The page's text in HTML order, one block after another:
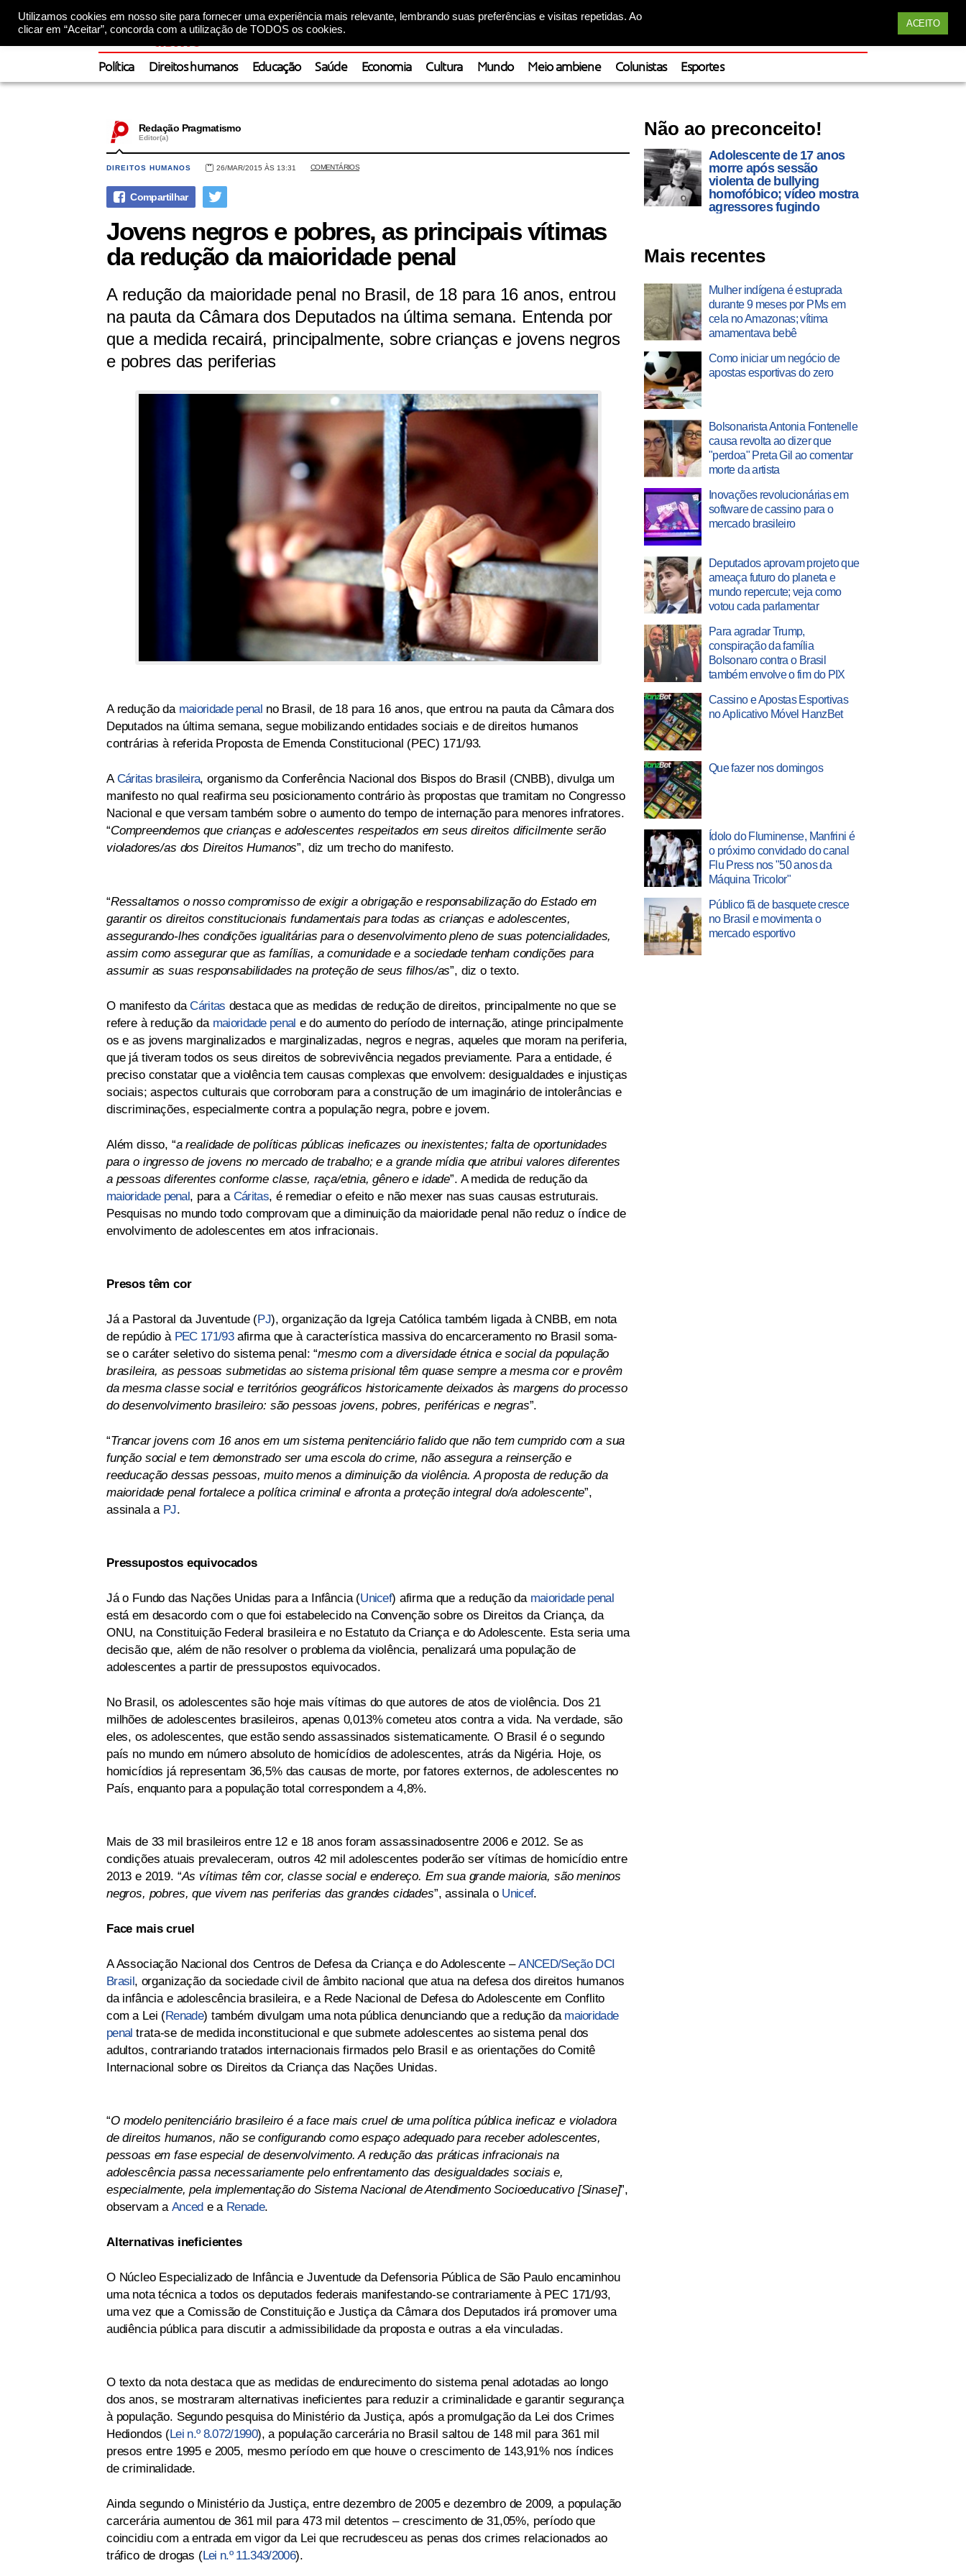
Utilizamos cookies em nosso site para fornecer uma experiência mais relevante, lembrando suas preferências e visitas repetidas. Ao
clicar em “Aceitar”, concorda com a utilização de TODOS os cookies.
ACEITO
Política Direitos humanos Educação Saúde Economia Cultura Mundo Meio ambiene Colunistas Esportes
Redação Pragmatismo
Editor(a)
DIREITOS HUMANOS 26/MAR/2015 ÀS 13:31 COMENTÁRIOS
Jovens negros e pobres, as principais vítimas
da redução da maioridade penal
A redução da maioridade penal no Brasil, de 18 para 16 anos, entrou
na pauta da Câmara dos Deputados na última semana. Entenda por
que a medida recairá, principalmente, sobre crianças e jovens negros
e pobres das periferias
A redução da maioridade penal no Brasil, de 18 para 16 anos, que entrou na pauta da Câmara dos
Deputados na última semana, segue mobilizando entidades sociais e de direitos humanos
contrárias à referida Proposta de Emenda Constitucional (PEC) 171/93.
ACáritas brasileira, organismo da Conferência Nacional dos Bispos do Brasil (CNBB), divulga um
manifesto no qual reafirma seu posicionamento contrário às propostas que tramitam no Congresso
Nacional e que versam também sobre o aumento do tempo de internação para menores infratores.
“Compreendemos que crianças e adolescentes respeitados em seus direitos dificilmente serão
violadores/as dos Direitos Humanos”, diz um trecho do manifesto.
“Ressaltamos o nosso compromisso de exigir a obrigação e responsabilização do Estado em
garantir os direitos constitucionais fundamentais para todas as crianças e adolescentes,
assegurando-lhes condições igualitárias para o desenvolvimento pleno de suas potencialidades,
assim como assegurar que as famílias, a comunidade e a sociedade tenham condições para
assumir as suas responsabilidades na proteção de seus filhos/as”, diz o texto.
O manifesto daCáritas destaca que as medidas de redução de direitos, principalmente no que se
refere à redução da maioridade penal e do aumento do período de internação, atinge principalmente
os e as jovens marginalizados e marginalizadas, negros e negras, aqueles que moram na periferia,
que já tiveram todos os seus direitos de sobrevivência negados previamente. Para a entidade, é
preciso constatar que a violência tem causas complexas que envolvem: desigualdades e injustiças
sociais; aspectos culturais que corroboram para a construção de um imaginário de intolerâncias e
discriminações, especialmente contra a população negra, pobre e jovem.
Além disso, “a realidade de políticas públicas ineficazes ou inexistentes; falta de oportunidades
para o ingresso de jovens no mercado de trabalho; e a grande mídia que atribui valores diferentes
a pessoas diferentes conforme classe, raça/etnia, gênero e idade”. A medida de redução da
maioridade penal, para a Cáritas, é remediar o efeito e não mexer nas suas causas estruturais.
Pesquisas no mundo todo comprovam que a diminuição da maioridade penal não reduz o índice de
envolvimento de adolescentes em atos infracionais.
Presos têm cor
Já a Pastoral da Juventude (PJ), organização da Igreja Católica também ligada à CNBB, em nota
de repúdio à PEC 171/93afirma que à característica massiva do encarceramento no Brasil soma-
se o caráter seletivo do sistema penal: “mesmo com a diversidade étnica e social da população
brasileira, as pessoas submetidas ao sistema prisional têm quase sempre a mesma cor e provêm
da mesma classe social e territórios geográficos historicamente deixados às margens do processo
do desenvolvimento brasileiro: são pessoas jovens, pobres, periféricas e negras”.
“Trancar jovens com 16 anos em um sistema penitenciário falido que não tem cumprido com a sua
função social e tem demonstrado ser uma escola do crime, não assegura a reinserção e
reeducação dessas pessoas, muito menos a diminuição da violência. A proposta de redução da
maioridade penal fortalece a política criminal e afronta a proteção integral do/a adolescente”,
assinala a PJ.
Pressupostos equivocados
Já o Fundo das Nações Unidas para a Infância (Unicef) afirma que a redução da maioridade penal
está em desacordo com o que foi estabelecido na Convenção sobre os Direitos da Criança, da
ONU, na Constituição Federal brasileira e no Estatuto da Criança e do Adolescente. Esta seria uma
decisão que, além de não resolver o problema da violência, penalizará uma população de
adolescentes a partir de pressupostos equivocados.
No Brasil, os adolescentes são hoje mais vítimas do que autores de atos de violência. Dos 21
milhões de adolescentes brasileiros, apenas 0,013% cometeu atos contra a vida. Na verdade, são
eles, os adolescentes, que estão sendo assassinados sistematicamente. O Brasil é o segundo
país no mundo em número absoluto de homicídios de adolescentes, atrás da Nigéria. Hoje, os
homicídios já representam 36,5% das causas de morte, por fatores externos, de adolescentes no
País, enquanto para a população total correspondem a 4,8%.
Mais de 33 mil brasileiros entre 12 e 18 anos foram assassinadosentre 2006 e 2012. Se as
condições atuais prevaleceram, outros 42 mil adolescentes poderão ser vítimas de homicídio entre
2013 e 2019. “As vítimas têm cor, classe social e endereço. Em sua grande maioria, são meninos
negros, pobres, que vivem nas periferias das grandes cidades”, assinala o Unicef.
Face mais cruel
A Associação Nacional dos Centros de Defesa da Criança e do Adolescente –ANCED/Seção DCI
Brasil , organização da sociedade civil de âmbito nacional que atua na defesa dos direitos humanos
da infância e adolescência brasileira, e a Rede Nacional de Defesa do Adolescente em Conflito
com a Lei (Renade) também divulgam uma nota pública denunciando que a redução da maioridade
penal trata-se de medida inconstitucional e que submete adolescentes ao sistema penal dos
adultos, contrariando tratados internacionais firmados pelo Brasil e as orientações do Comitê
Internacional sobre os Direitos da Criança das Nações Unidas.
“O modelo penitenciário brasileiro é a face mais cruel de uma política pública ineficaz e violadora
de direitos humanos, não se configurando como espaço adequado para receber adolescentes,
pessoas em fase especial de desenvolvimento. A redução das práticas infracionais na
adolescência passa necessariamente pelo enfrentamento das desigualdades sociais e,
especialmente, pela implementação do Sistema Nacional de Atendimento Socioeducativo [Sinase]”,
observam aAnced e a Renade.
Alternativas ineficientes
O Núcleo Especializado de Infância e Juventude da Defensoria Pública de São Paulo encaminhou
uma nota técnica a todos os deputados federais manifestando-se contrariamente à PEC 171/93,
uma vez que a Comissão de Constituição e Justiça da Câmara dos Deputados irá promover uma
audiência pública para discutir a admissibilidade da proposta e outras a ela vinculadas.
O texto da nota destaca que as medidas de endurecimento do sistema penal adotadas ao longo
dos anos, se mostraram alternativas ineficientes para reduzir a criminalidade e garantir segurança
à população. Segundo pesquisa do Ministério da Justiça, após a promulgação da Lei dos Crimes
Hediondos (Lei n.º 8.072/1990), a população carcerária no Brasil saltou de 148 mil para 361 mil
presos entre 1995 e 2005, mesmo período em que houve o crescimento de 143,91% nos índices
de criminalidade.
Ainda segundo o Ministério da Justiça, entre dezembro de 2005 e dezembro de 2009, a população
carcerária aumentou de 361 mil para 473 mil detentos – crescimento de 31,05%, período que
coincidiu com a entrada em vigor da Lei que recrudesceu as penas dos crimes relacionados ao
tráfico de drogas (Lei n.º 11.343/2006).
Não ao preconceito!
Adolescente de 17 anos
morre após sessão
violenta de bullying
homofóbico; vídeo mostra
agressores fugindo
Mais recentes
Mulher indígena é estuprada
durante 9 meses por PMs em
cela no Amazonas; vítima
amamentava bebê
Como iniciar um negócio de
apostas esportivas do zero
Bolsonarista Antonia Fontenelle
causa revolta ao dizer que
"perdoa" Preta Gil ao comentar
morte da artista
Inovações revolucionárias em
software de cassino para o
mercado brasileiro
Deputados aprovam projeto que
ameaça futuro do planeta e
mundo repercute; veja como
votou cada parlamentar
Para agradar Trump,
conspiração da família
Bolsonaro contra o Brasil
também envolve o fim do PIX
Cassino e Apostas Esportivas
no Aplicativo Móvel HanzBet
Que fazer nos domingos
Ídolo do Fluminense, Manfrini é
o próximo convidado do canal
Flu Press nos "50 anos da
Máquina Tricolor"
Público fã de basquete cresce
no Brasil e movimenta o
mercado esportivo